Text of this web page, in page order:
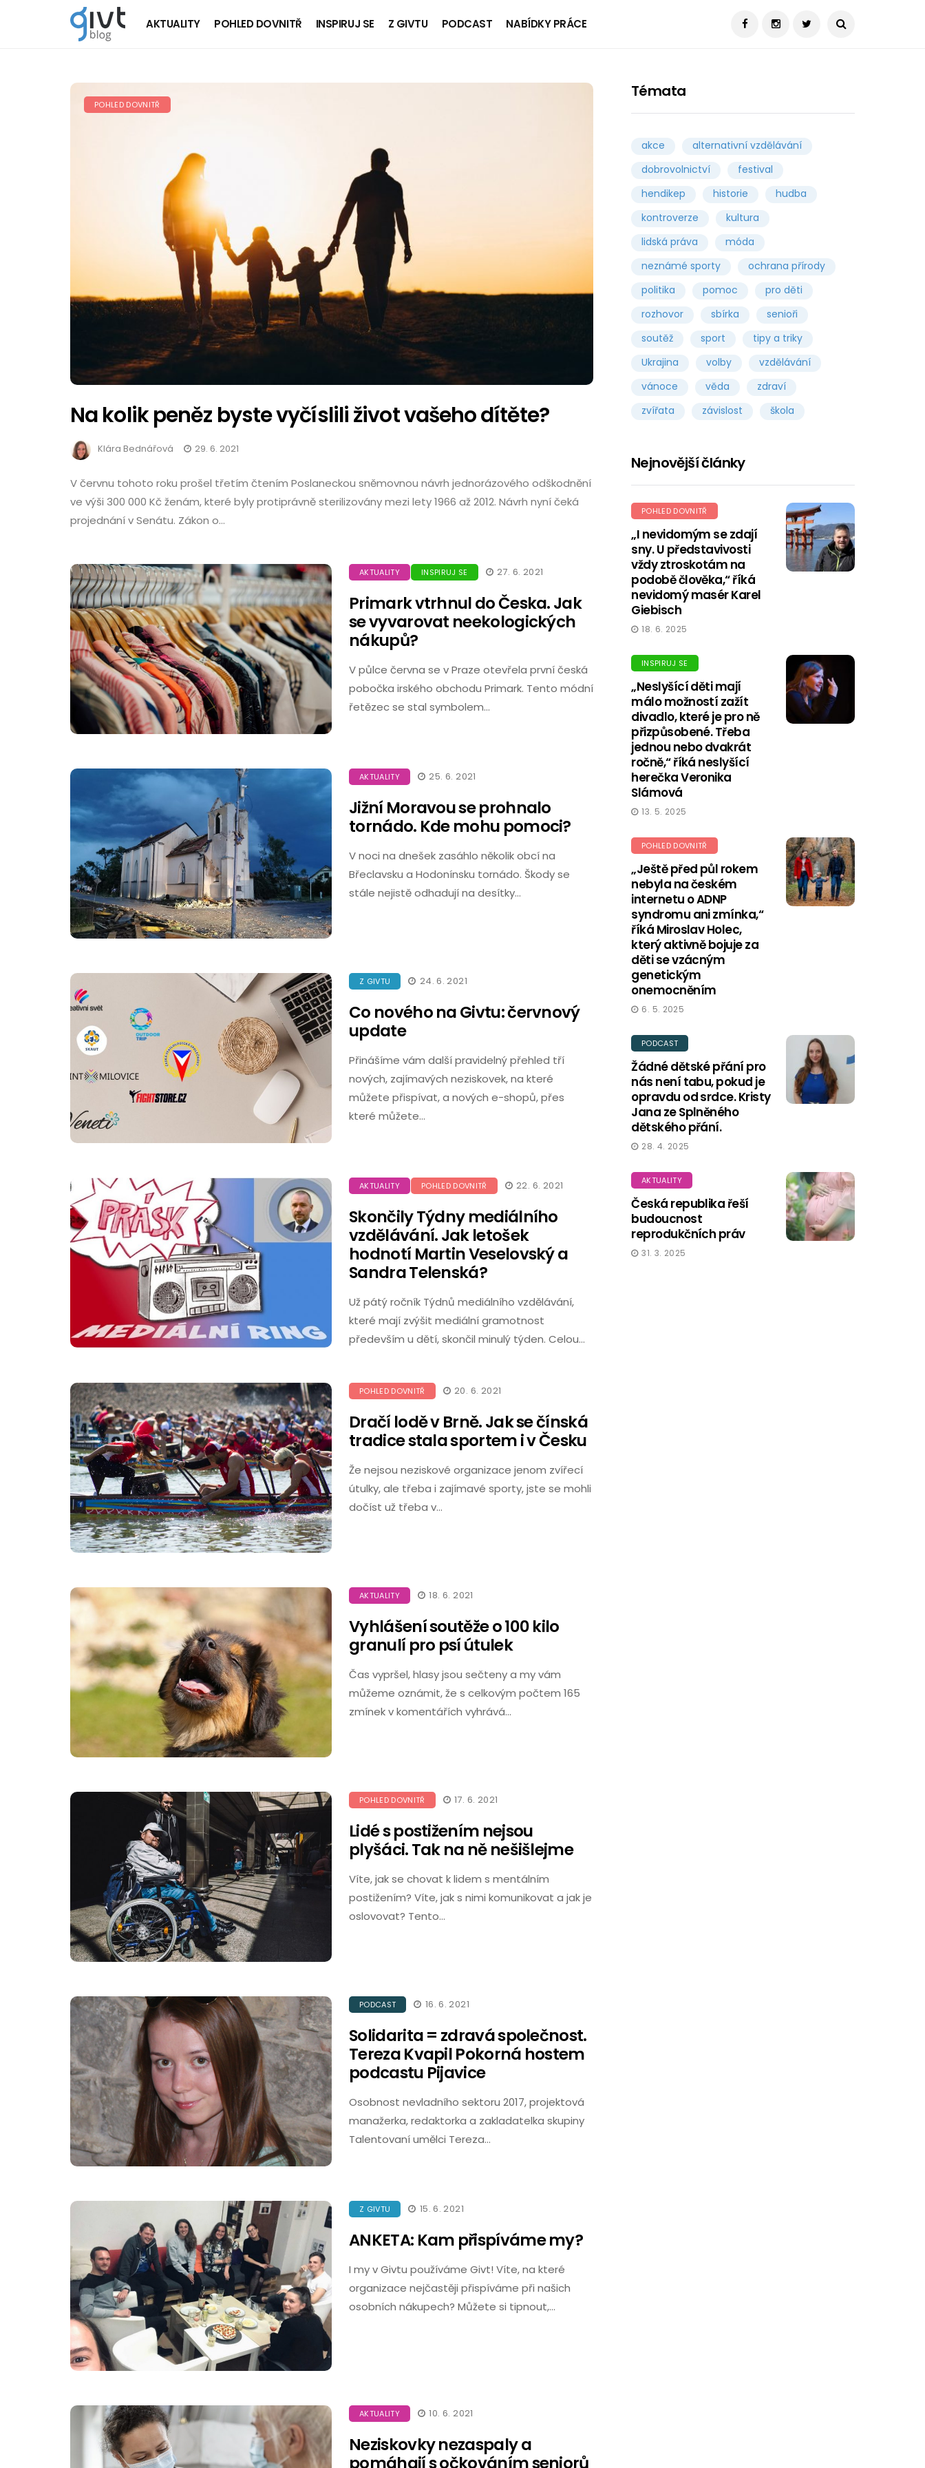
AKTUALITY POHLED DOVNITŘ INSPIRUJ SE Z GIVTU PODCAST NABÍDKY PRÁCE
POHLED DOVNITŘ
Na kolik peněz byste vyčíslili život vašeho dítěte?
Klára Bednářová 29. 6. 2021
V červnu tohoto roku prošel třetím čtením Poslaneckou sněmovnou návrh jednorázového odškodnění
ve výši 300 000 Kč ženám, které byly protiprávně sterilizovány mezi lety 1966 až 2012. Návrh nyní čeká
projednání v Senátu. Zákon o…
AKTUALITY INSPIRUJ SE 27. 6. 2021
Primark vtrhnul do Česka. Jak
se vyvarovat neekologických
nákupů?
V půlce června se v Praze otevřela první česká
pobočka irského obchodu Primark. Tento módní
řetězec se stal symbolem…
AKTUALITY 25. 6. 2021
Jižní Moravou se prohnalo
tornádo. Kde mohu pomoci?
V noci na dnešek zasáhlo několik obcí na
Břeclavsku a Hodonínsku tornádo. Škody se
stále nejistě odhadují na desítky…
Z GIVTU 24. 6. 2021
Co nového na Givtu: červnový
update
Přinášíme vám další pravidelný přehled tří
nových, zajímavých neziskovek, na které
můžete přispívat, a nových e-shopů, přes
které můžete…
AKTUALITY POHLED DOVNITŘ 22. 6. 2021
Skončily Týdny mediálního
vzdělávání. Jak letošek
hodnotí Martin Veselovský a
Sandra Telenská?
Už pátý ročník Týdnů mediálního vzdělávání,
které mají zvýšit mediální gramotnost
především u dětí, skončil minulý týden. Celou…
POHLED DOVNITŘ 20. 6. 2021
Dračí lodě v Brně. Jak se čínská
tradice stala sportem i v Česku
Že nejsou neziskové organizace jenom zvířecí
útulky, ale třeba i zajímavé sporty, jste se mohli
dočíst už třeba v…
AKTUALITY 18. 6. 2021
Vyhlášení soutěže o 100 kilo
granulí pro psí útulek
Čas vypršel, hlasy jsou sečteny a my vám
můžeme oznámit, že s celkovým počtem 165
zmínek v komentářích vyhrává…
POHLED DOVNITŘ 17. 6. 2021
Lidé s postižením nejsou
plyšáci. Tak na ně nešišlejme
Víte, jak se chovat k lidem s mentálním
postižením? Víte, jak s nimi komunikovat a jak je
oslovovat? Tento…
PODCAST 16. 6. 2021
Solidarita = zdravá společnost.
Tereza Kvapil Pokorná hostem
podcastu Pijavice
Osobnost nevladního sektoru 2017, projektová
manažerka, redaktorka a zakladatelka skupiny
Talentovaní umělci Tereza…
Z GIVTU 15. 6. 2021
ANKETA: Kam přispíváme my?
I my v Givtu používáme Givt! Víte, na které
organizace nejčastěji přispíváme při našich
osobních nákupech? Můžete si tipnout,…
AKTUALITY 10. 6. 2021
Neziskovky nezaspaly a
pomáhají s očkováním seniorů
Témata
akce
alternativní vzdělávání
dobrovolnictví
festival
hendikep
historie
hudba
kontroverze
kultura
lidská práva
móda
neznámé sporty
ochrana přírody
politika
pomoc
pro děti
rozhovor
sbírka
senioři
soutěž
sport
tipy a triky
Ukrajina
volby
vzdělávání
vánoce
věda
zdraví
zvířata
závislost škola
Nejnovější články
POHLED DOVNITŘ
„I nevidomým se zdají
sny. U představivosti
vždy ztroskotám na
podobě člověka,“ říká
nevidomý masér Karel
Giebisch
18. 6. 2025
INSPIRUJ SE
„Neslyšící děti mají
málo možností zažít
divadlo, které je pro ně
přizpůsobené. Třeba
jednou nebo dvakrát
ročně,“ říká neslyšící
herečka Veronika
Slámová
13. 5. 2025
POHLED DOVNITŘ
„Ještě před půl rokem
nebyla na českém
internetu o ADNP
syndromu ani zmínka,“
říká Miroslav Holec,
který aktivně bojuje za
děti se vzácným
genetickým
onemocněním
6. 5. 2025
PODCAST
Žádné dětské přání pro
nás není tabu, pokud je
opravdu od srdce. Kristy
Jana ze Splněného
dětského přání.
28. 4. 2025
AKTUALITY
Česká republika řeší
budoucnost
reprodukčních práv
31. 3. 2025